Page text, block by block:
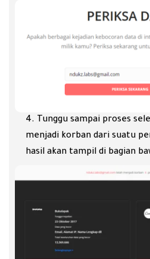
Tunggu sampai proses
menjadi korban dari suatu
hasil akan tampil di bagian